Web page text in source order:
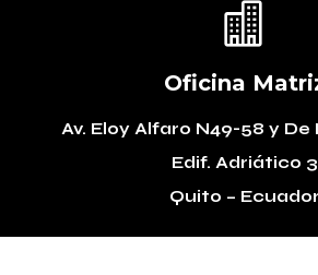

Oficina
Av. Eloy Alfaro N49-58 y De
Edif. Adriático 3
Quito – Ecuador